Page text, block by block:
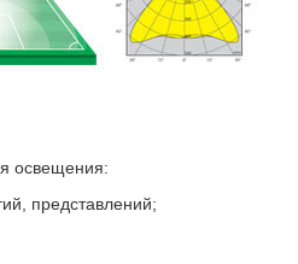
освещения:
представлений;